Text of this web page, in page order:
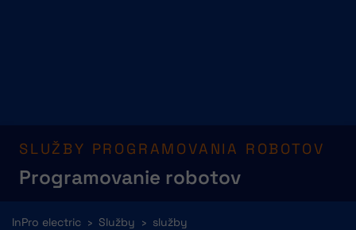
SLUŽBY PROGRAMOVANIA ROBOTOV
Programovanie robotov
InPro electric Služby
služby